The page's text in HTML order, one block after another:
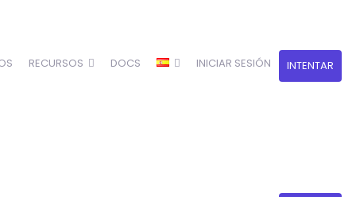
RECURSOS DOCS INICIAR SESIÓN INTENTAR